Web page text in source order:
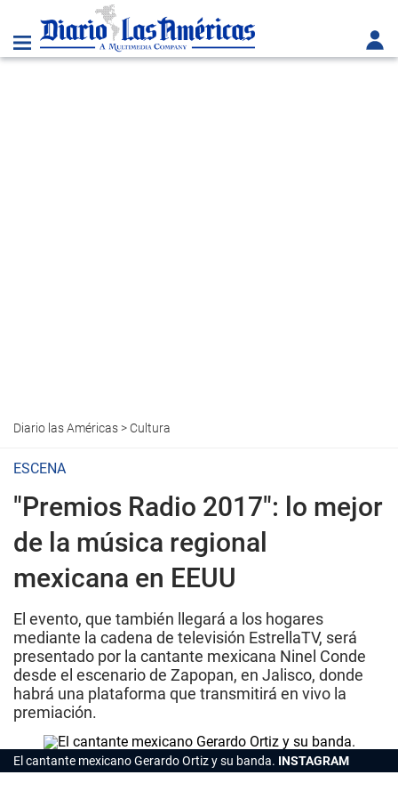
Diario las Américas> Cultura
ESCENA
"Premios Radio 2017": lo mejor
de la música regional
mexicana en EEUU
El evento, que también llegará a los hogares
mediante la cadena de televisión EstrellaTV, será
presentado por la cantante mexicana Ninel Conde
desde el escenario de Zapopan, en Jalisco, donde
habrá una plataforma que transmitirá en vivo la
premiación.
El cantante mexicano Gerardo Ortiz y su banda. INSTAGRAM